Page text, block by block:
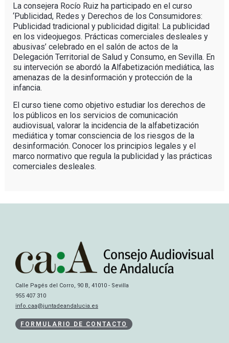
La consejera Rocío Ruiz ha participado en el curso
‘Publicidad, Redes y Derechos de los Consumidores:
Publicidad tradicional y publicidad digital: La publicidad
en los videojuegos. Prácticas comerciales desleales y
abusivas’ celebrado en el salón de actos de la
Delegación Territorial de Salud y Consumo, en Sevilla. En
su interveción se abordó la Alfabetización mediática, las
amenazas de la desinformación y protección de la
infancia.
El curso tiene como objetivo estudiar los derechos de
los públicos en los servicios de comunicación
audiovisual, valorar la incidencia de la alfabetización
mediática y tomar consciencia de los riesgos de la
desinformación. Conocer los principios legales y el
marco normativo que regula la publicidad y las prácticas
comerciales desleales.
Calle Pagés del Corro, 90 B, 41010 - Sevilla
955 407 310
info.caa@juntadeandalucia.es
FORMULARIO DE CONTACTO